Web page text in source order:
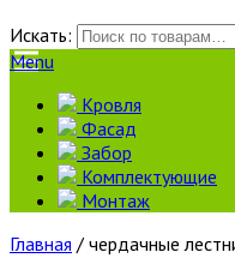
Искать:
Menu
Кровля
Фасад
Забор
Комплектующие
Монтаж
Главная / чердачные